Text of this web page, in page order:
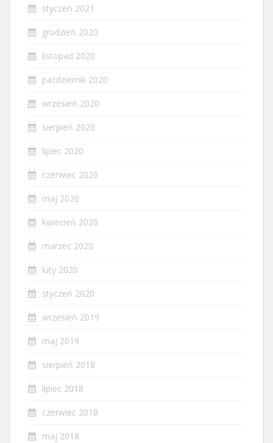
styczeń 2021
grudzień 2020
listopad 2020
październik 2020
wrzesień 2020
sierpień 2020
lipiec 2020
czerwiec 2020
maj 2020
kwiecień 2020
marzec 2020
luty 2020
styczeń 2020
wrzesień 2019
maj 2019
sierpień 2018
lipiec 2018
czerwiec 2018
maj 2018